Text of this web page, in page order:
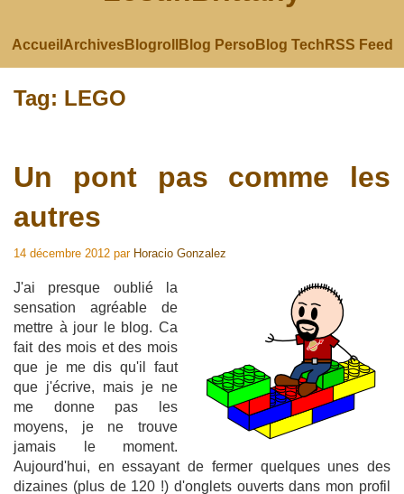
Accueil ArchivesBlogroll Blog Perso Blog Tech RSS Feed
Tag: LEGO
Un pont pas comme les
autres
14 décembre 2012 par Horacio Gonzalez
J'ai presque oublié la
sensation agréable de
mettre à jour le blog. Ca
fait des mois et des mois
que je me dis qu'il faut
que j'écrive, mais je ne
me donne pas les
moyens, je ne trouve
jamais le moment.
Aujourd'hui, en essayant de fermer quelques unes des
dizaines (plus de 120 !) d'onglets ouverts dans mon profil